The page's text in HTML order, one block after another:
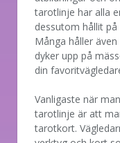
tarotlinje har alla
dessutom hållit
Många håller
dyker upp på
din
Vanligaste när
tarotlinje är att
tarotkort.